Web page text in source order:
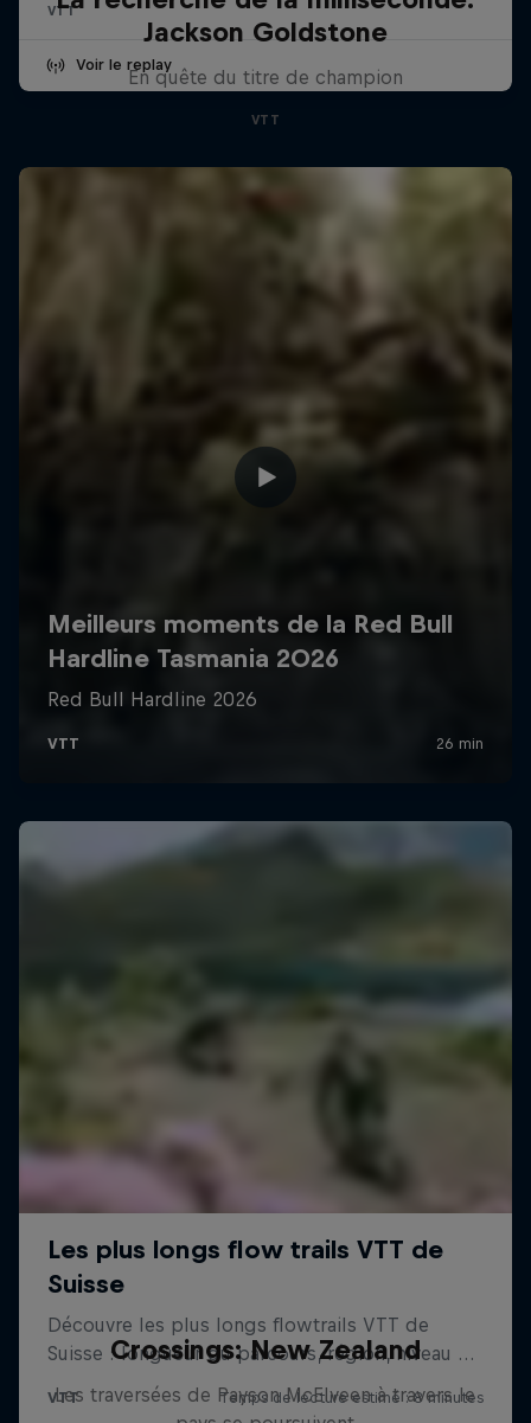
VTT
Voir le replay
Jackson Goldstone
En quête du titre de champion
VTT
Crossings: New Zealand
Les traversées de Payson McElveen à travers le